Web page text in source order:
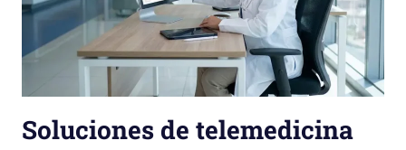
Soluciones de telemedicina